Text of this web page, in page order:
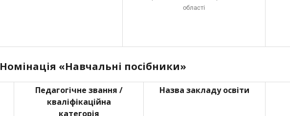
області
Номінація «Навчальні посібники»
Педагогічне звання /
кваліфікаційна
категорія
Назва закладу освіти